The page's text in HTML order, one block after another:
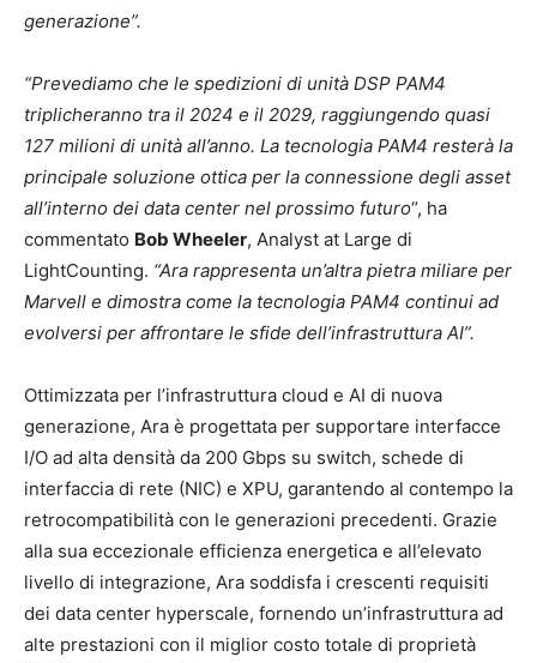
generazione”.
“Prevediamo che le spedizioni di unità DSP PAM4
triplicheranno tra il 2024 e il 2029, raggiungendo quasi
127 milioni di unità all’anno. La tecnologia PAM4 resterà la
principale soluzione ottica per la connessione degli asset
all’interno dei data center nel prossimo futuro“, ha
commentato Bob Wheeler, Analyst at Large di
LightCounting. “Ara rappresenta un’altra pietra miliare per
Marvell e dimostra come la tecnologia PAM4 continui ad
evolversi per affrontare le sfide dell’infrastruttura AI”.
Ottimizzata per l’infrastruttura cloud e AI di nuova
generazione, Ara è progettata per supportare interfacce
I/O ad alta densità da 200 Gbps su switch, schede di
interfaccia di rete (NIC) e XPU, garantendo al contempo la
retrocompatibilità con le generazioni precedenti. Grazie
alla sua eccezionale efficienza energetica e all’elevato
livello di integrazione, Ara soddisfa i crescenti requisiti
dei data center hyperscale, fornendo un’infrastruttura ad
alte prestazioni con il miglior costo totale di proprietà